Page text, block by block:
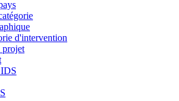
d'intervention
projet